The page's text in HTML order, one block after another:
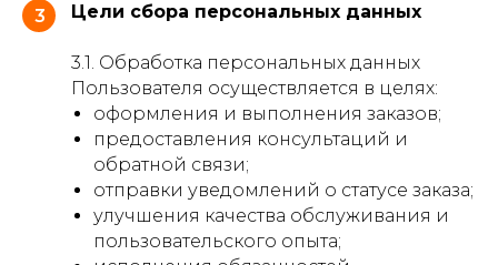
3 Цели сбора персональных данных
3.1. Обработка персональных данных
Пользователя осуществляется в целях:
оформления и выполнения заказов;
предоставления консультаций и
обратной связи;
отправки уведомлений о статусе заказа;
улучшения качества обслуживания и
пользовательского опыта;